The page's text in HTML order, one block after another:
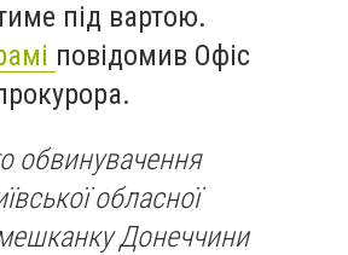
під вартою.
повідомив Офіс
обвинувачення
обласної
Донеччини